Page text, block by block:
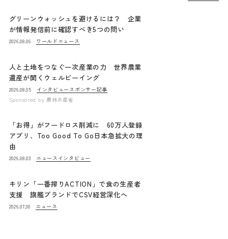
グリーンウォッシュを避けるには？ 企業
が情報発信前に確認すべき5つの問い
2026.08.06 ワールドニュース
人と土地をつなぐ一次産業の力 世界農業
遺産が開くウェルビーイング
2026.08.05 インタビュー スポンサー記事
Sponsored by 農林水産省
「お得」がフードロス削減に 60万人登録
アプリ、Too Good To Go日本急拡大の理
由
2026.08.03 ニュース インタビュー
キリン「一番搾りACTION」で食の生産者
支援 旗艦ブランドでCSV経営深化へ
2026.07.30 ニュース